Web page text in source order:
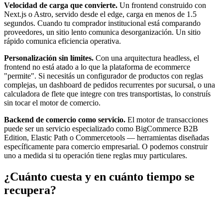
Velocidad de carga que convierte. Un frontend construido con
Next.js o Astro, servido desde el edge, carga en menos de 1.5
segundos. Cuando tu comprador institucional está comparando
proveedores, un sitio lento comunica desorganización. Un sitio
rápido comunica eficiencia operativa.
Personalización sin límites. Con una arquitectura headless, el
frontend no está atado a lo que la plataforma de ecommerce
"permite". Si necesitás un configurador de productos con reglas
complejas, un dashboard de pedidos recurrentes por sucursal, o una
calculadora de flete que integre con tres transportistas, lo construís
sin tocar el motor de comercio.
Backend de comercio como servicio. El motor de transacciones
puede ser un servicio especializado como BigCommerce B2B
Edition, Elastic Path o Commercetools — herramientas diseñadas
específicamente para comercio empresarial. O podemos construir
uno a medida si tu operación tiene reglas muy particulares.
¿Cuánto cuesta y en cuánto tiempo se
recupera?